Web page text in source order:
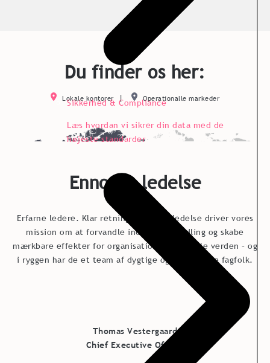
Sikkerhed & Compliance
Læs hvordan vi sikrer din data med de
højeste standarder
Du finder os her:
Lokale kontorer | Operationalle markeder
Ennovas ledelse
Erfarne ledere. Klar retning. Ennovas ledelse driver vores
mission om at forvandle indsigt til handling og skabe
mærkbare effekter for organisationer over hele verden – og
i ryggen har de et team af dygtige og dedikerede fagfolk.
Thomas Vestergaard
Chief Executive Officer